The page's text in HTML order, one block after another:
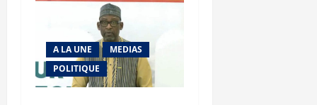
A LA UNE
MEDIAS
POLITIQUE